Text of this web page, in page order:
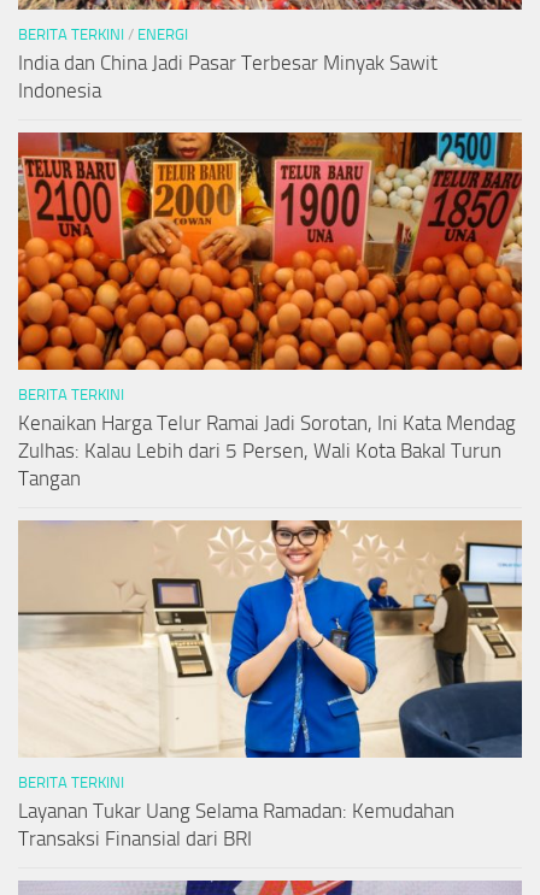
BERITA TERKINI / ENERGI
India dan China Jadi Pasar Terbesar Minyak Sawit
Indonesia
BERITA TERKINI
Kenaikan Harga Telur Ramai Jadi Sorotan, Ini Kata Mendag
Zulhas: Kalau Lebih dari 5 Persen, Wali Kota Bakal Turun
Tangan
BERITA TERKINI
Layanan Tukar Uang Selama Ramadan: Kemudahan
Transaksi Finansial dari BRI